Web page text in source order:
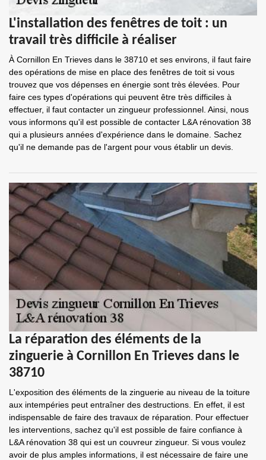
L'installation des fenêtres de toit : un
travail très difficile à réaliser
À Cornillon En Trieves dans le 38710 et ses environs, il faut faire
des opérations de mise en place des fenêtres de toit si vous
trouvez que vos dépenses en énergie sont très élevées. Pour
faire ces types d'opérations qui peuvent être très difficiles à
effectuer, il faut contacter un zingueur professionnel. Ainsi, nous
vous informons qu'il est possible de contacter L&A rénovation 38
qui a plusieurs années d'expérience dans le domaine. Sachez
qu'il ne demande pas de l'argent pour vous établir un devis.
La réparation des éléments de la
zinguerie à Cornillon En Trieves dans le
38710
L'exposition des éléments de la zinguerie au niveau de la toiture
aux intempéries peut entraîner des destructions. En effet, il est
indispensable de faire des travaux de réparation. Pour effectuer
les interventions, sachez qu'il est possible de faire confiance à
L&A rénovation 38 qui est un couvreur zingueur. Si vous voulez
avoir de plus amples informations, il est nécessaire de faire une